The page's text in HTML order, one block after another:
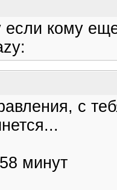
кому
с
минут